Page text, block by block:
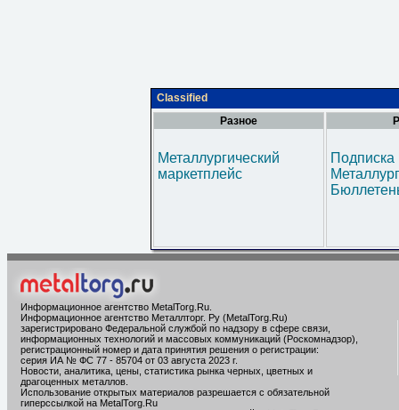
Classified
Разное
Металлургический
маркетплейс
Информационное агентство MetalTorg.Ru
Информационное агентство Металлторг. Ру (MetalTorg.Ru)
зарегистрировано Федеральной службой по надзору в сфере связи,
информационных технологий и массовых коммуникаций (Роскомнадзор),
регистрационный номер и дата принятия решения о регистрации:
серия ИА № ФС 77 - 85704 от 03 августа 2023 г.
Новости, аналитика, цены, статистика рынка черных, цветных и
драгоценных металлов.
Использование открытых материалов разрешается с обязательной
гиперссылкой на MetalTorg.Ru